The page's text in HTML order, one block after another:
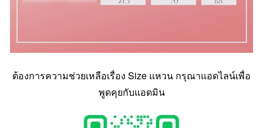
ต้องการความช่วยเหลือเรื่อง Size แหวน กรุณาแอดไลน์เพื่อ
พูดคุยกับแอดมิน